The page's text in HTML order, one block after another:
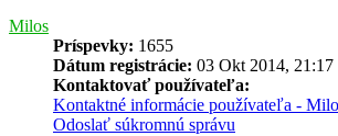
Milos
Príspevky: 1655
Dátum registrácie: 03 Okt 2014, 21:17
Kontaktovať používateľa:
Kontaktné informácie používateľa -
Odoslať súkromnú správu